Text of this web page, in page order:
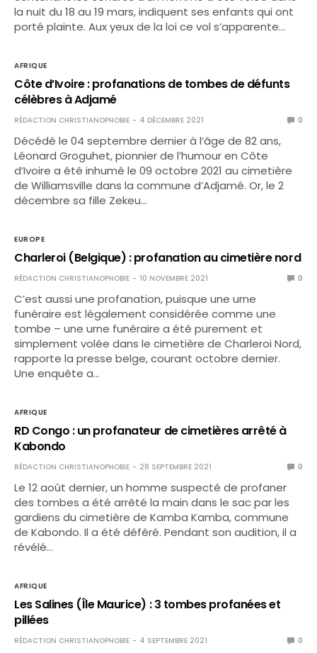
la nuit du 18 au 19 mars, indiquent ses enfants qui ont
porté plainte. Aux yeux de la loi ce vol s’apparente…
AFRIQUE
Côte d’Ivoire : profanations de tombes de défunts
célèbres à Adjamé
RÉDACTION CHRISTIANOPHOBIE 4 DÉCEMBRE 2021 0
Décédé le 04 septembre dernier à l’âge de 82 ans,
Léonard Groguhet, pionnier de l’humour en Côte
d’Ivoire a été inhumé le 09 octobre 2021 au cimetière
de Williamsville dans la commune d’Adjamé. Or, le 2
décembre sa fille Zekeu…
EUROPE
Charleroi (Belgique) : profanation au cimetière nord
RÉDACTION CHRISTIANOPHOBIE 10 NOVEMBRE 2021 0
C’est aussi une profanation, puisque une urne
funéraire est légalement considérée comme une
tombe – une urne funéraire a été purement et
simplement volée dans le cimetière de Charleroi Nord,
rapporte la presse belge, courant octobre dernier.
Une enquête a…
AFRIQUE
RD Congo : un profanateur de cimetières arrêté à
Kabondo
RÉDACTION CHRISTIANOPHOBIE 28 SEPTEMBRE 2021 0
Le 12 août dernier, un homme suspecté de profaner
des tombes a été arrêté la main dans le sac par les
gardiens du cimetière de Kamba Kamba, commune
de Kabondo. Il a été déféré. Pendant son audition, il a
révélé…
AFRIQUE
Les Salines (Île Maurice) : 3 tombes profanées et
pillées
RÉDACTION CHRISTIANOPHOBIE 4 SEPTEMBRE 2021 0